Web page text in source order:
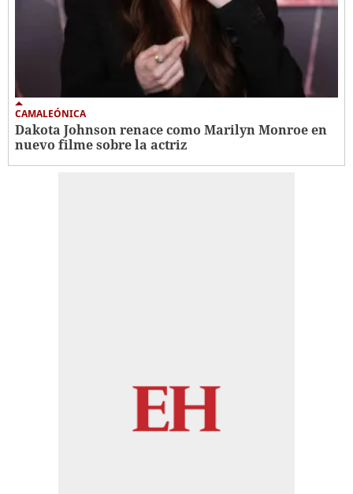
CAMALEÓNICA
Dakota Johnson renace como Marilyn Monroe en
nuevo filme sobre la actriz